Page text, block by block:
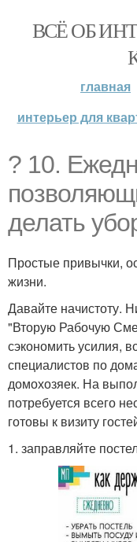
ВСЁ ОБ
главная
интерьер для
? 10.
делать
Простые привычки,
жизни.
Давайте начистоту.
"Вторую Рабочую
сэкономить усилия,
специалистов по
домохозяек. На
потребуется всего
готовы к визиту
1. заправляйте